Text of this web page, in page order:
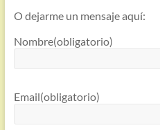
O dejarme un mensaje aquí:
Nombre(obligatorio)
Email(obligatorio)